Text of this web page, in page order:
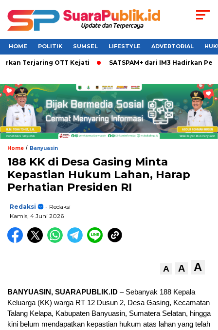
HOME POLITIK SUMSEL LIFESTYLE ADVERTORIAL
OTT Kejati SATSPAM+ dari IM3 Hadirkan
Home / Banyuasin
188 KK di Desa Gasing Minta
Kepastian Hukum Lahan, Harap
Perhatian Presiden RI
Redaksi
- Redaksi
Kamis, 4 Juni 2026
A A A
BANYUASIN, SUARAPUBLIK.ID – Sebanyak 188 Kepala
Keluarga (KK) warga RT 12 Dusun 2, Desa Gasing, Kecamatan
Talang Kelapa, Kabupaten Banyuasin, Sumatera Selatan, hingga
kini belum mendapatkan kepastian hukum atas lahan yang telah